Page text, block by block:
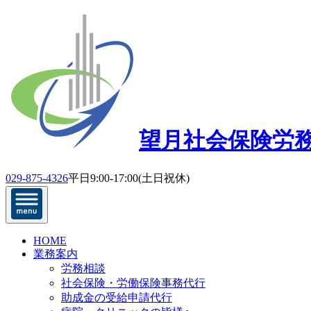
望月社会保険労
029-875-4326平日9:00-17:00(土日祝休)
HOME
業務案内
労務相談
社会保険・労働保険事務代行
助成金の受給申請代行